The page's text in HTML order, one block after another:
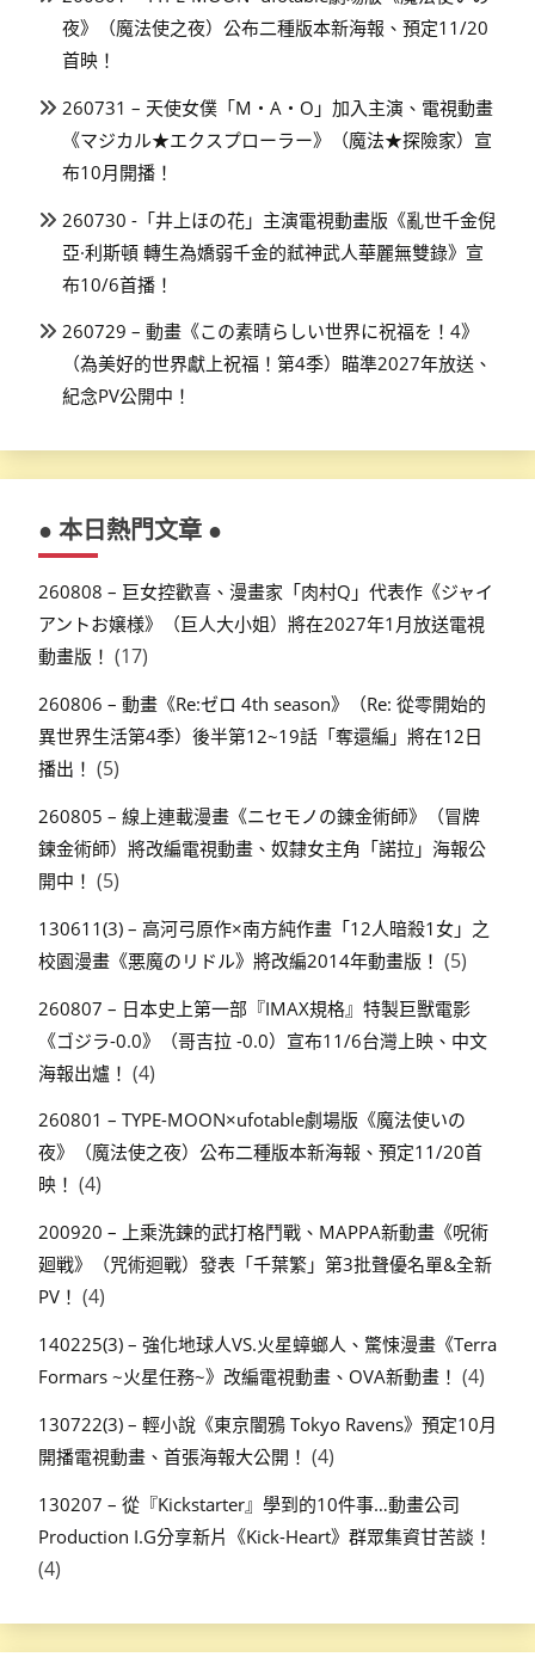
夜》（魔法使之夜）公布二種版本新海報、預定11/20
首映！
260731 – 天使女僕「M・A・O」加入主演、電視動畫
《マジカル★エクスプローラー》（魔法★探險家）宣
布10月開播！
260730 -「井上ほの花」主演電視動畫版《亂世千金倪
亞·利斯頓 轉生為嬌弱千金的弒神武人華麗無雙錄》宣
布10/6首播！
260729 – 動畫《この素晴らしい世界に祝福を！4》
（為美好的世界獻上祝福！第4季）瞄準2027年放送、
紀念PV公開中！
● 本日熱門文章 ●
260808 – 巨女控歡喜、漫畫家「肉村Q」代表作《ジャイ
アントお嬢様》（巨人大小姐）將在2027年1月放送電視
動畫版！ (17)
260806 – 動畫《Re:ゼロ 4th season》（Re: 從零開始的
異世界生活第4季）後半第12~19話「奪還編」將在12日
播出！ (5)
260805 – 線上連載漫畫《ニセモノの錬金術師》（冒牌
鍊金術師）將改編電視動畫、奴隸女主角「諾拉」海報公
開中！ (5)
130611(3) – 高河弓原作×南方純作畫「12人暗殺1女」之
校園漫畫《悪魔のリドル》將改編2014年動畫版！ (5)
260807 – 日本史上第一部『IMAX規格』特製巨獸電影
《ゴジラ-0.0》（哥吉拉 -0.0）宣布11/6台灣上映、中文
海報出爐！ (4)
260801 – TYPE-MOON×ufotable劇場版《魔法使いの
夜》（魔法使之夜）公布二種版本新海報、預定11/20首
映！ (4)
200920 – 上乘洗鍊的武打格鬥戰、MAPPA新動畫《呪術
廻戦》（咒術迴戰）發表「千葉繁」第3批聲優名單&全新
PV！ (4)
140225(3) – 強化地球人VS.火星蟑螂人、驚悚漫畫《Terra
Formars ~火星任務~》改編電視動畫、OVA新動畫！ (4)
130722(3) – 輕小說《東京闇鴉 Tokyo Ravens》預定10月
開播電視動畫、首張海報大公開！ (4)
130207 – 從『Kickstarter』學到的10件事…動畫公司
Production I.G分享新片《Kick-Heart》群眾集資甘苦談！
(4)